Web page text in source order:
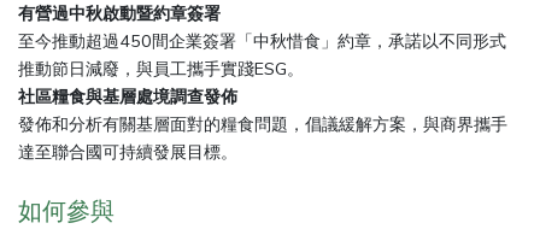
有營過中秋啟動暨約章簽署
至今推動超過450間企業簽署「中秋惜食」約章，承諾以不同形式
推動節日減廢，與員工攜手實踐ESG。
社區糧食與基層處境調查發佈
發佈和分析有關基層面對的糧食問題，倡議緩解方案，與商界攜手
達至聯合國可持續發展目標。
如何參與